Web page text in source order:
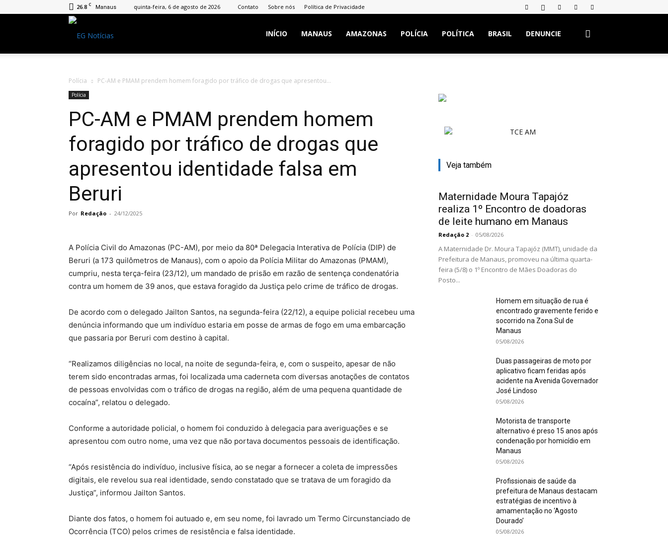
26.8 C Manaus quinta-feira, 6 de agosto de 2026 Contato Sobre nós Política de Privacidade
INÍCIO MANAUS AMAZONAS POLÍCIA POLÍTICA BRASIL DENUNCIE
Polícia PC-AM e PMAM prendem homem foragido por tráfico de drogas que apresentou...
Polícia
PC-AM e PMAM prendem homem
foragido por tráfico de drogas que
apresentou identidade falsa em
Beruri
Por Redação - 24/12/2025
A Polícia Civil do Amazonas (PC-AM), por meio da 80ª Delegacia Interativa de Polícia (DIP) de
Beruri (a 173 quilômetros de Manaus), com o apoio da Polícia Militar do Amazonas (PMAM),
cumpriu, nesta terça-feira (23/12), um mandado de prisão em razão de sentença condenatória
contra um homem de 39 anos, que estava foragido da Justiça pelo crime de tráfico de drogas.
De acordo com o delegado Jailton Santos, na segunda-feira (22/12), a equipe policial recebeu uma
denúncia informando que um indivíduo estaria em posse de armas de fogo em uma embarcação
que passaria por Beruri com destino à capital.
“Realizamos diligências no local, na noite de segunda-feira, e, com o suspeito, apesar de não
terem sido encontradas armas, foi localizada uma caderneta com diversas anotações de contatos
de pessoas envolvidas com o tráfico de drogas na região, além de uma pequena quantidade de
cocaína”, relatou o delegado.
Conforme a autoridade policial, o homem foi conduzido à delegacia para averiguações e se
apresentou com outro nome, uma vez que não portava documentos pessoais de identificação.
“Após resistência do indivíduo, inclusive física, ao se negar a fornecer a coleta de impressões
digitais, ele revelou sua real identidade, sendo constatado que se tratava de um foragido da
Justiça”, informou Jailton Santos.
Diante dos fatos, o homem foi autuado e, em seu nome, foi lavrado um Termo Circunstanciado de
Ocorrência (TCO) pelos crimes de resistência e falsa identidade.
Veja também
Maternidade Moura Tapajóz
realiza 1º Encontro de doadoras
de leite humano em Manaus
Redação 2 - 05/08/2026
A Maternidade Dr. Moura Tapajóz (MMT), unidade da
Prefeitura de Manaus, promoveu na última quarta-
feira (5/8) o 1º Encontro de Mães Doadoras do
Posto...
Homem em situação de rua é
encontrado gravemente ferido e
socorrido na Zona Sul de
Manaus
05/08/2026
Duas passageiras de moto por
aplicativo ficam feridas após
acidente na Avenida Governador
José Lindoso
05/08/2026
Motorista de transporte
alternativo é preso 15 anos após
condenação por homicídio em
Manaus
05/08/2026
Profissionais de saúde da
prefeitura de Manaus destacam
estratégias de incentivo à
amamentação no ‘Agosto
Dourado’
05/08/2026